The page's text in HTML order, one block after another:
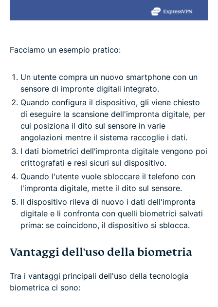
Facciamo un esempio pratico:
Un utente compra un nuovo smartphone con un
sensore di impronte digitali integrato.
Quando configura il dispositivo, gli viene chiesto
di eseguire la scansione dell'impronta digitale, per
cui posiziona il dito sul sensore in varie
angolazioni mentre il sistema raccoglie i dati.
I dati biometrici dell'impronta digitale vengono poi
crittografati e resi sicuri sul dispositivo.
Quando l'utente vuole sbloccare il telefono con
l'impronta digitale, mette il dito sul sensore.
Il dispositivo rileva di nuovo i dati dell'impronta
digitale e li confronta con quelli biometrici salvati
prima: se coincidono, il dispositivo si sblocca.
Vantaggi dell'uso della biometria
Tra i vantaggi principali dell'uso della tecnologia
biometrica ci sono: